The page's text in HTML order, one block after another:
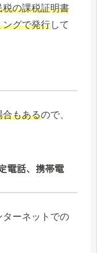
の課税証明書
ングで発行して
合もあるので、
電話、携帯電
ターネットでの